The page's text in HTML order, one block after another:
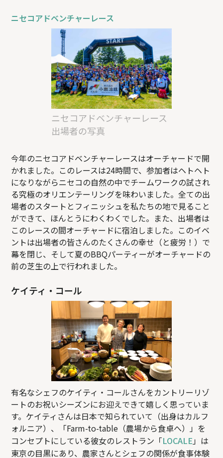
ニセコアドベンチャーレース
ニセコアドベンチャーレース
出場者の写真
今年のニセコアドベンチャーレースはオーチャードで開
かれました。このレースは24時間で、参加者はヘトヘト
になりながらニセコの自然の中でチームワークの試され
る究極のオリエンテーリングを味わいました。全ての出
場者のスタートとフィニッシュを私たちの地で見ること
ができて、ほんとうにわくわくでした。また、出場者は
このレースの間オーチャードに宿泊しました。このイベ
ントは出場者の皆さんのたくさんの幸せ（と疲労！）で
幕を閉じ、そして夏のBBQパーティーがオーチャードの
前の芝生の上で行われました。
ケイティ・コール
有名なシェフのケイティ・コールさんをカントリーリゾ
ートのお祝いシーズンにお迎えできて嬉しく思っていま
す。ケイティさんは日本で知られていて（出身はカルフ
ォルニア）、「Farm-to-table（農場から食卓へ）」を
コンセプトにしている彼女のレストラン「LOCALE」は
東京の目黒にあり、農家さんとシェフの関係が食事体験